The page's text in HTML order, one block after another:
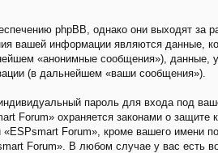
phpBB, однако они выходят за
вашей информации являются данные,
«анонимные сообщения»), данные,
(в дальнейшем «ваши сообщения»).
пароль для входа под
Forum» охраняется законами о защите
Forum», кроме вашего имени
Forum». В любом случае у вас есть